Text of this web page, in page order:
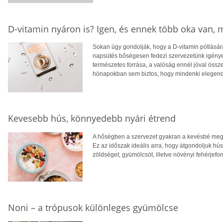
D-vitamin nyáron is? Igen, és ennek több oka van,
Sokan úgy gondolják, hogy a D-vitamin
napsütés bőségesen fedezi szervezetünk
természetes forrása, a valóság ennél jóval
hónapokban sem biztos, hogy mindenki
Kevesebb hús, könnyedebb nyári étrend
A hőségben a szervezet gyakran a kevésbé
Ez az időszak ideális arra, hogy átgondoljuk
zöldséget, gyümölcsöt, illetve növényi
Noni – a trópusok különleges gyümölcse